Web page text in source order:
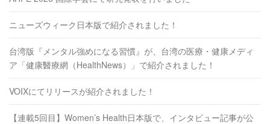
ニューズウィーク日本版で紹介されました！
台湾版『メンタル強めになる習慣』が、台湾の医療・健康メディ
ア「健康醫療網（HealthNews）」で紹介されました！
VOIXにてリリースが紹介されました！
【連載5回目】Women’s Health日本版で、インタビュー記事が公